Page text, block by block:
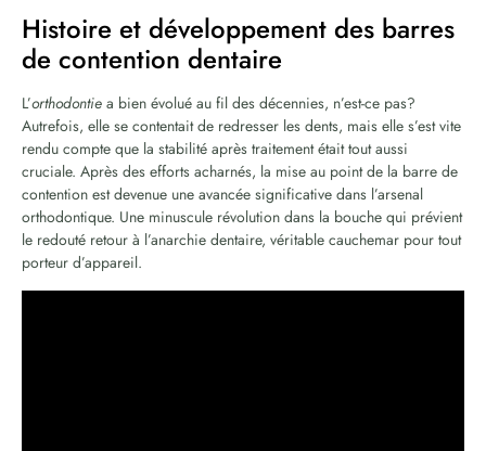
Histoire et développement des barres
de contention dentaire
L’orthodontie a bien évolué au fil des décennies, n’est-ce pas?
Autrefois, elle se contentait de redresser les dents, mais elle s’est vite
rendu compte que la stabilité après traitement était tout aussi
cruciale. Après des efforts acharnés, la mise au point de la barre de
contention est devenue une avancée significative dans l’arsenal
orthodontique. Une minuscule révolution dans la bouche qui prévient
le redouté retour à l’anarchie dentaire, véritable cauchemar pour tout
porteur d’appareil.